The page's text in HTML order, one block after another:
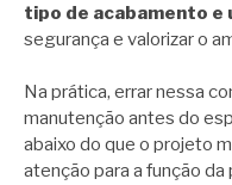
tipo de acabamento e
segurança e valorizar o
Na prática, errar nessa
manutenção antes do
abaixo do que o projeto
atenção para a função